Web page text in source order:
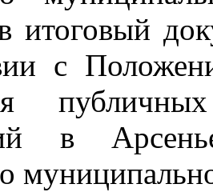
итоговый
с
в